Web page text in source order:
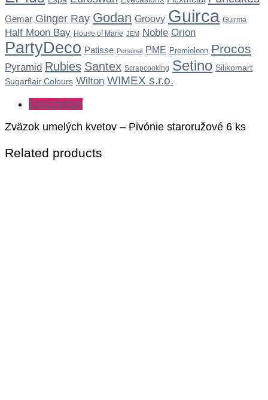
Gemar Ginger Ray Godan Groovy Guirca Guirma
Half Moon Bay House of Marie JEM Noble Orion
PartyDeco Patisse Personal PME Premioloon Procos
Pyramid Rubies Santex Scrapcooking Setino Silikomart
Sugarflair Colours Wilton WIMEX s.r.o.
Description
Zväzok umelých kvetov – Pivónie staroružové 6 ks
Related products